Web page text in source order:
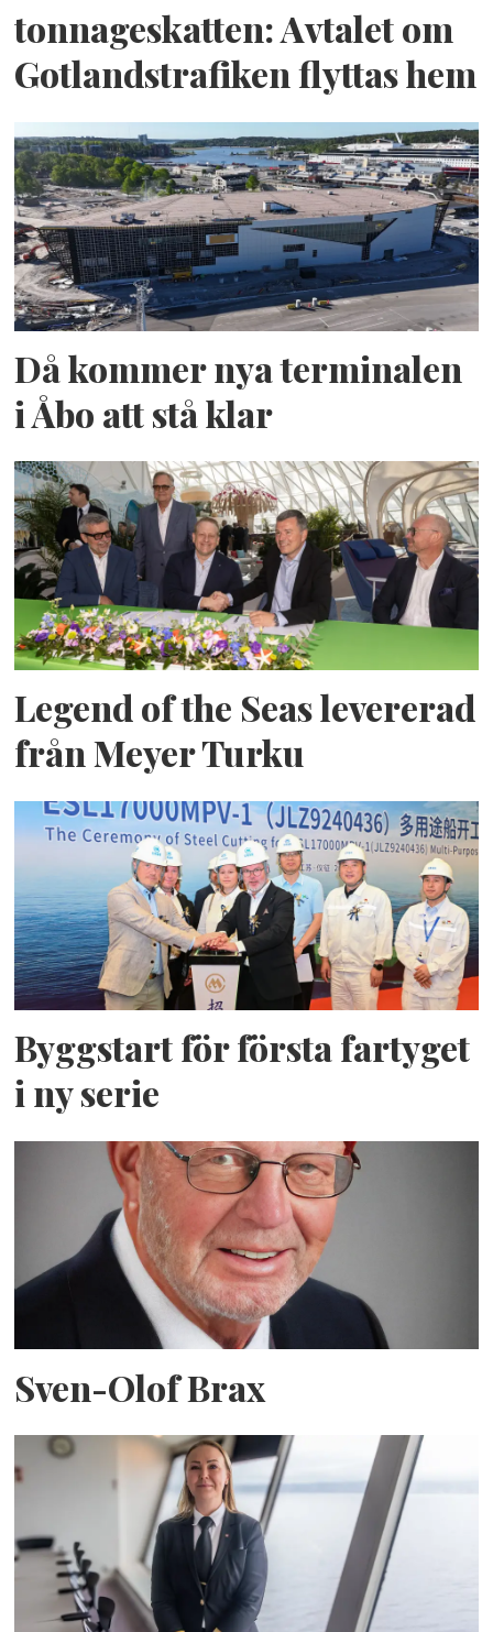
tonnageskatten: Avtalet om
Gotlandstrafiken flyttas hem
Då kommer nya terminalen
i Åbo att stå klar
Legend of the Seas levererad
från Meyer Turku
Byggstart för första fartyget
i ny serie
Sven-Olof Brax